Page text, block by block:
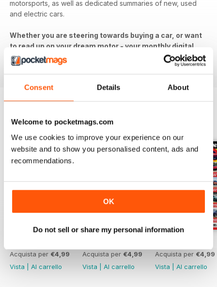
Consent Details About
Welcome to pocketmags.com
We use cookies to improve your experience on our
website and to show you personalised content, ads and
recommendations.
OK
Do not sell or share my personal information
motorsports, as well as dedicated summaries of new, used
and electric cars.
Whether you are steering towards buying a car, or want
to read up on your dream motor - your monthly digital
subscription to Autocar has you covered. Download
the latest issue to your device today!
EDIZIONI INDIETRO
Acquista per €4,99
Vista
Al carrello
Acquista per €4,99
Vista
Al carrello
Acquista per €4,99
Vista
Al carrello